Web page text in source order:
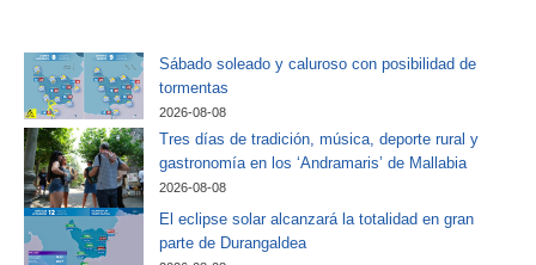
Sábado soleado y caluroso con posibilidad de
tormentas
2026-08-08
Tres días de tradición, música, deporte rural y
gastronomía en los ‘Andramaris’ de Mallabia
2026-08-08
El eclipse solar alcanzará la totalidad en gran
parte de Durangaldea